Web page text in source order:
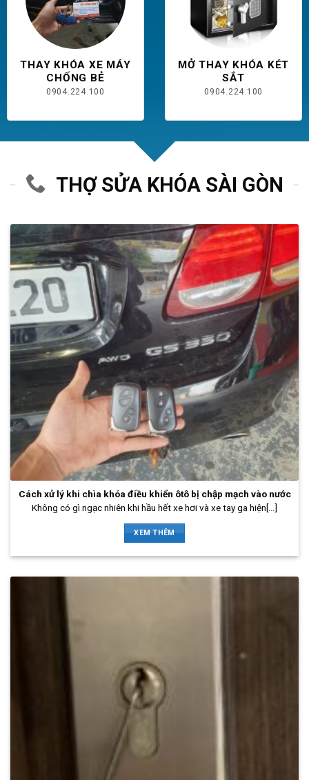
THAY KHÓA XE MÁY
CHỐNG BẺ
0904.224.100
MỞ THAY KHÓA KÉT
SẮT
0904.224.100
THỢ SỬA KHÓA SÀI GÒN
Cách xử lý khi chìa khóa điều khiển ôtô bị chập mạch vào nước
Không có gì ngạc nhiên khi hầu hết xe hơi và xe tay ga hiện[...]
XEM THÊM